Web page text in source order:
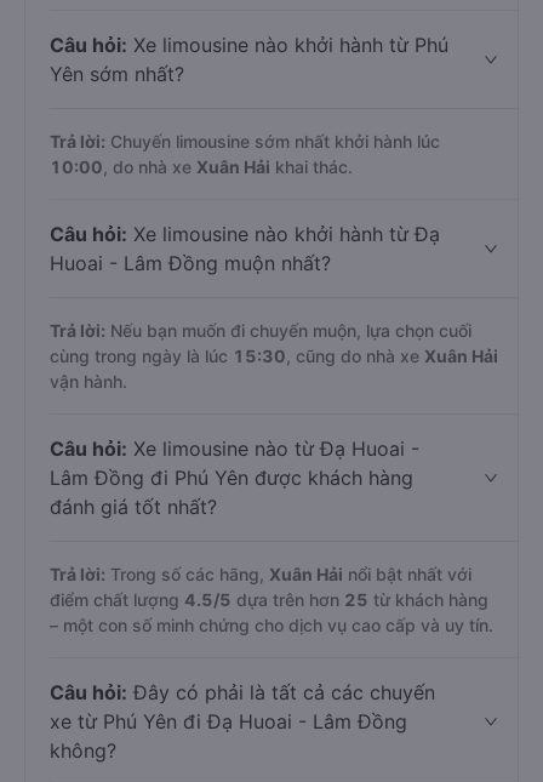
Câu hỏi: Xe limousine nào khởi hành từ Phú
Yên sớm nhất?
Trả lời: Chuyến limousine sớm nhất khởi hành lúc
10:00 , do nhà xe Xuân Hải khai thác.
Câu hỏi: Xe limousine nào khởi hành từ Đạ
Huoai - Lâm Đồng muộn nhất?
Trả lời: Nếu bạn muốn đi chuyến muộn, lựa chọn cuối
cùng trong ngày là lúc 15:30 , cũng do nhà xe Xuân Hải
vận hành.
Câu hỏi: Xe limousine nào từ Đạ Huoai -
Lâm Đồng đi Phú Yên được khách hàng
đánh giá tốt nhất?
Trả lời: Trong số các hãng, Xuân Hải nổi bật nhất với
điểm chất lượng 4.5/5 dựa trên hơn 25 từ khách hàng
– một con số minh chứng cho dịch vụ cao cấp và uy tín.
Câu hỏi: Đây có phải là tất cả các chuyến
xe từ Phú Yên đi Đạ Huoai - Lâm Đồng
không?